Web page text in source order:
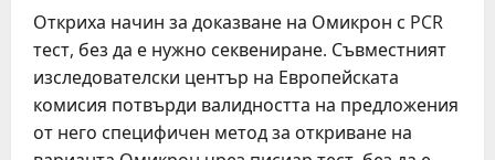
Откриха начин за доказване на Омикрон с PCR
тест, без да е нужно секвениране. Съвместният
изследователски център на Европейската
комисия потвърди валидността на предложения
от него специфичен метод за откриване на